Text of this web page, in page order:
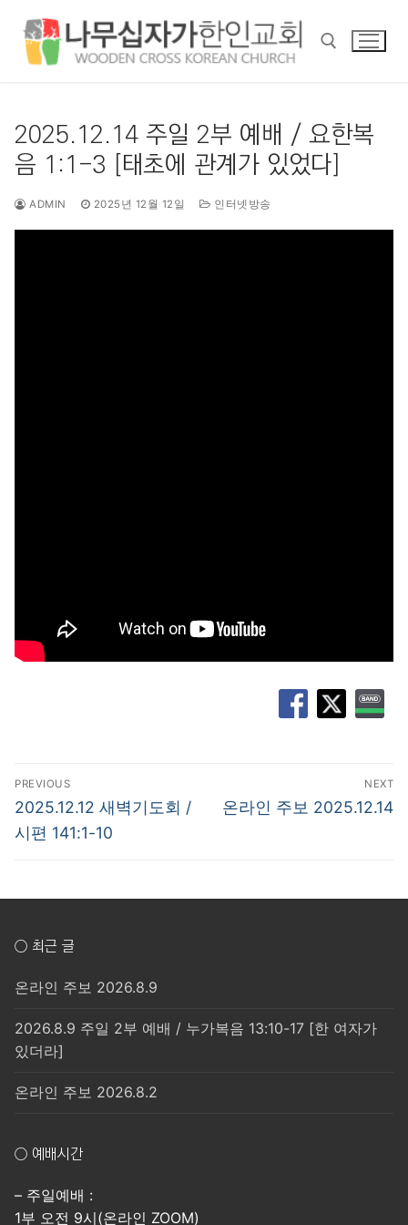
2025.12.14 주일 2부 예배 / 요한복
음 1:1-3 [태초에 관계가 있었다]
ADMIN 2025년 12월 12일 인터넷방송
글
탐
색
PREVIOUS
Previous
post:
2025.12.12 새벽기도회 /
시편 141:1-10
NEXT
Next
온라인 주보 2025.12.14
○ 최근 글
온라인 주보 2026.8.9
2026.8.9 주일 2부 예배 / 누가복음 13:10-17 [한 여자가
있더라]
온라인 주보 2026.8.2
○ 예배시간
– 주일예배 :
1부 오전 9시(온라인 ZOOM)